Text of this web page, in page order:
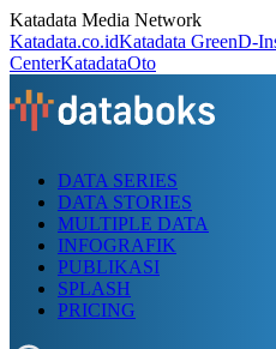
Katadata Media Network
Katadata.co.idKatadata GreenD-
CenterKatadataOto
DATA SERIES
DATA STORIES
MULTIPLE DATA
INFOGRAFIK
PUBLIKASI
SPLASH
PRICING